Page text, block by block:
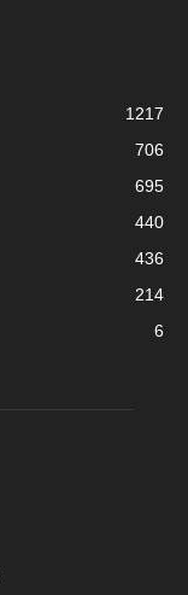
1217
706
695
440
436
214
6